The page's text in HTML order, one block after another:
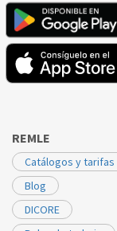
REMLE
Catálogos y tarifas
Blog
DICORE